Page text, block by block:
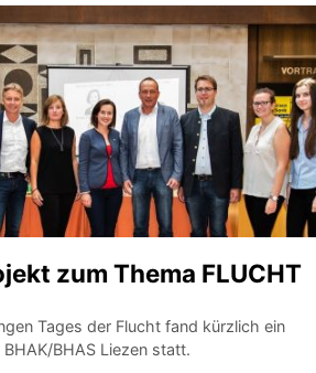
zum Thema FLUCHT
Tages der Flucht fand kürzlich ein
BHAS Liezen statt.